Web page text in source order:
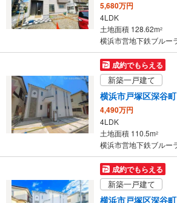
・
条
イ
ペ
ー
ジ
に
存
る
5,680万円
4LDK
土地面積 128.62m2
成約でもらえる
新築一戸建て
横浜市戸塚区深谷町
4,490万円
4LDK
土地面積 110.5m2
成約でもらえる
新築一戸建て
横浜市戸塚区深谷町